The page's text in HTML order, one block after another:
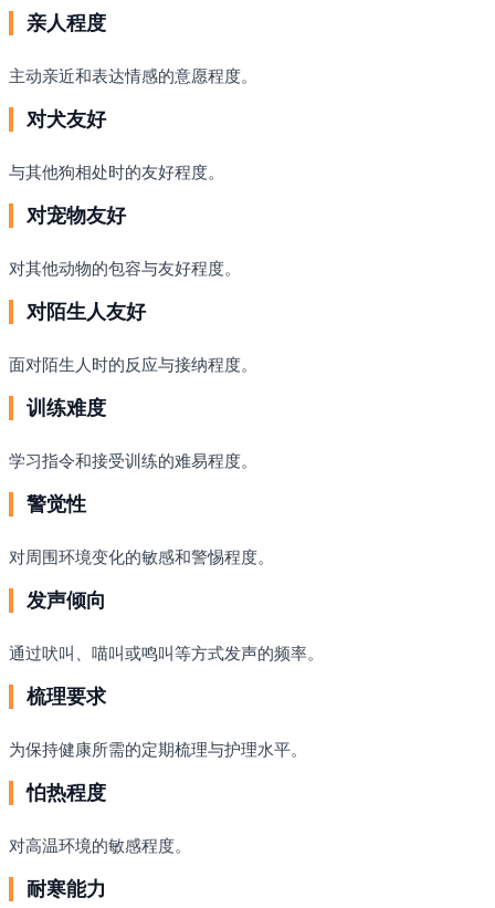
亲人程度
主动亲近和表达情感的意愿程度。
对犬友好
与其他狗相处时的友好程度。
对宠物友好
对其他动物的包容与友好程度。
对陌生人友好
面对陌生人时的反应与接纳程度。
训练难度
学习指令和接受训练的难易程度。
警觉性
对周围环境变化的敏感和警惕程度。
发声倾向
通过吠叫、喵叫或鸣叫等方式发声的频率。
梳理要求
为保持健康所需的定期梳理与护理水平。
怕热程度
对高温环境的敏感程度。
耐寒能力